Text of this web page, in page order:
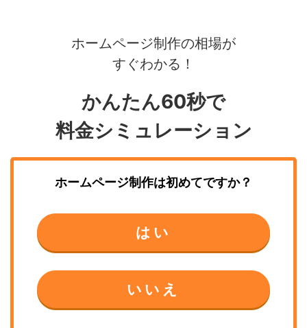
ホームページ制作の相場が
すぐわかる！
かんたん60秒で
料金シミュレーション
ホームページ制作は初めてですか？
はい
いいえ